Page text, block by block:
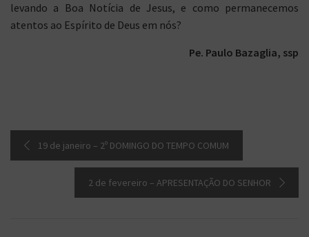
levando a Boa Notícia de Jesus, e como permanecemos
atentos ao Espírito de Deus em nós?
Pe. Paulo Bazaglia, ssp
19 de janeiro – 2º DOMINGO DO TEMPO COMUM
2 de fevereiro – APRESENTAÇÃO DO SENHOR